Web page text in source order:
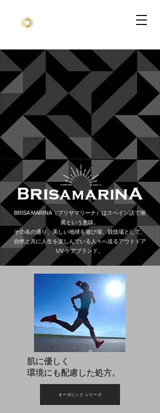
BRISA MARINA（ブリサマリーナ）はスペイン語で潮
風という意味。
その名の通り、美しい地球を遊び場、競技場として、
自然と共に人生を楽しんでいる人々へ送るアウトドア
UV ケアブランド。
肌に優しく
​環境にも配慮した処方。
オーガニック シリーズ